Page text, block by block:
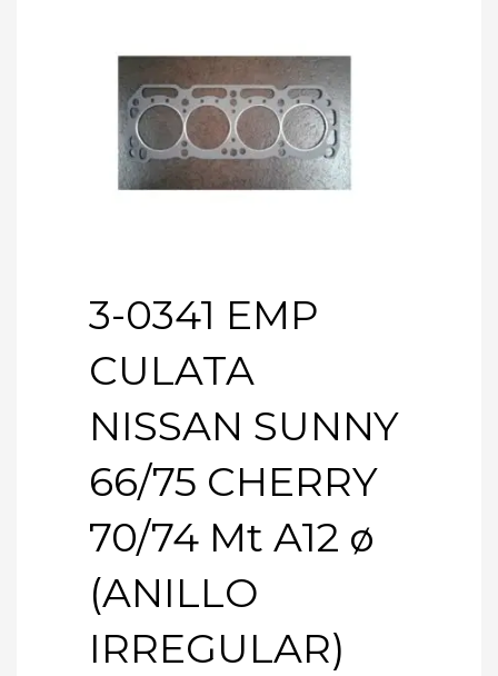
3-0341 EMP
CULATA
NISSAN SUNNY
66/75 CHERRY
70/74 Mt A12 ø
(ANILLO
IRREGULAR)